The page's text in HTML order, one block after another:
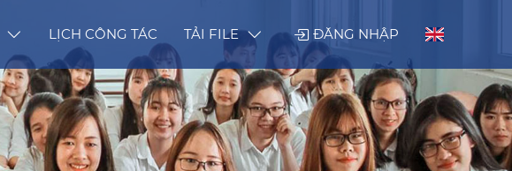
LỊCH CÔNG TÁC TẢI FILE ĐĂNG NHẬP